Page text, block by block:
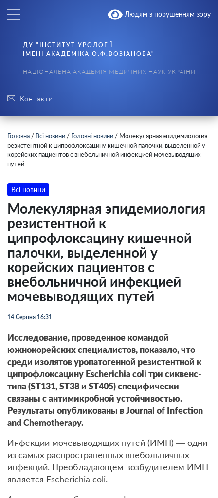
Людям з порушенням зору
Контакти
ДУ "ІНСТИТУТ УРОЛОГІЇ
ІМЕНІ АКАДЕМІКА О.Ф.ВОЗІАНОВА"
НАЦІОНАЛЬНА АКАДЕМІЯ МЕДИЧНИХ НАУК УКРАЇНИ
Головна / Всі новини / Головні новини / Молекулярная эпидемиология
резистентной к ципрофлоксацину кишечной палочки, выделенной у
корейских пациентов с внебольничной инфекцией мочевыводящих
путей
Всі новини
Молекулярная эпидемиология
резистентной к
ципрофлоксацину кишечной
палочки, выделенной у
корейских пациентов с
внебольничной инфекцией
мочевыводящих путей
14 Серпня 16:31
Исследование, проведенное командой
южнокорейских специалистов, показало, что
среди изолятов уропатогенной резистентной к
ципрофлоксацину Escherichia coli три сиквенс-
типа (ST131, ST38 и ST405) специфически
связаны с антимикробной устойчивостью.
Результаты опубликованы в Journal of Infection
and Chemotherapy.
Инфекции мочевыводящих путей (ИМП) — одни
из самых распространенных внебольничных
инфекций. Преобладающем возбудителем ИМП
является Escherichia coli.